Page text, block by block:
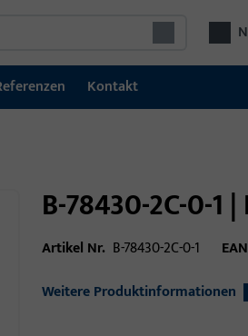
Kontakt
B-78430-2C-0-
Artikel Nr. B-78430-2C-0-1 EAN
Weitere Produktinformationen